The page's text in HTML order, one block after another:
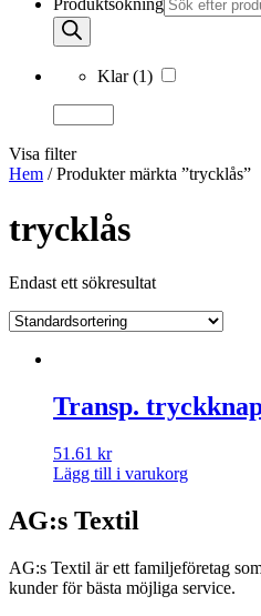
Produktsökning
Klar(1)
Visa filter
Hem / Produkter märkta ”trycklås”
trycklås
Endast ett sökresultat
Transp.
51.61 kr
Lägg till i varukorg
AG:s Textil
AG:s Textil är ett familjeföretag
kunder för bästa möjliga service.